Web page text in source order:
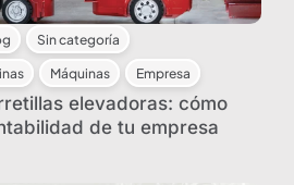
Sin categoría
Máquinas Empresa
elevadoras: cómo
de tu empresa